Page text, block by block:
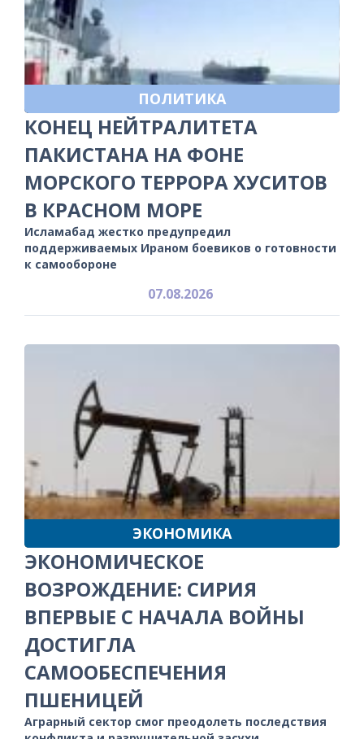
ПОЛИТИКА
КОНЕЦ НЕЙТРАЛИТЕТА
ПАКИСТАНА НА ФОНЕ
МОРСКОГО ТЕРРОРА ХУСИТОВ
В КРАСНОМ МОРЕ
Исламабад жестко предупредил
поддерживаемых Ираном боевиков о готовности
к самообороне
07.08.2026
ЭКОНОМИКА
ЭКОНОМИЧЕСКОЕ
ВОЗРОЖДЕНИЕ: СИРИЯ
ВПЕРВЫЕ С НАЧАЛА ВОЙНЫ
ДОСТИГЛА
САМООБЕСПЕЧЕНИЯ
ПШЕНИЦЕЙ
Аграрный сектор смог преодолеть последствия